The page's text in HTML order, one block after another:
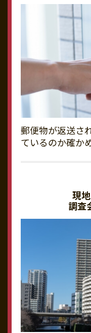
郵便物が返送さ
ているのか確か
現
調査